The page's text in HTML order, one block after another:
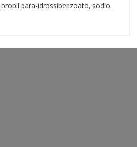
para-idrossibenzoato, sodio.